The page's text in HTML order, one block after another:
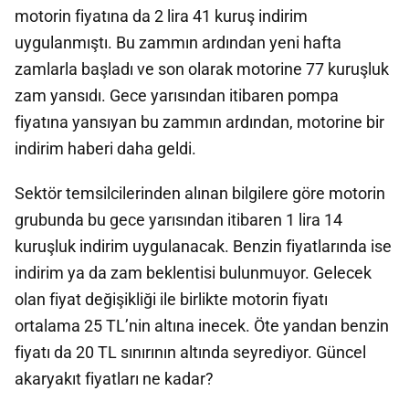
motorin fiyatına da 2 lira 41 kuruş indirim
uygulanmıştı. Bu zammın ardından yeni hafta
zamlarla başladı ve son olarak motorine 77 kuruşluk
zam yansıdı. Gece yarısından itibaren pompa
fiyatına yansıyan bu zammın ardından, motorine bir
indirim haberi daha geldi.
Sektör temsilcilerinden alınan bilgilere göre motorin
grubunda bu gece yarısından itibaren 1 lira 14
kuruşluk indirim uygulanacak. Benzin fiyatlarında ise
indirim ya da zam beklentisi bulunmuyor. Gelecek
olan fiyat değişikliği ile birlikte motorin fiyatı
ortalama 25 TL’nin altına inecek. Öte yandan benzin
fiyatı da 20 TL sınırının altında seyrediyor. Güncel
akaryakıt fiyatları ne kadar?